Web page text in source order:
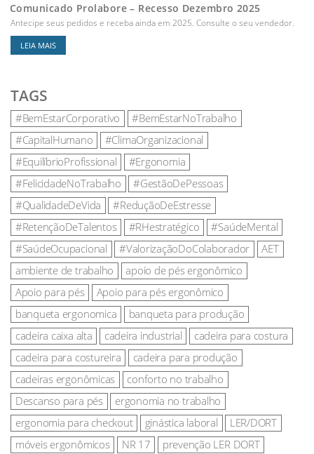
Comunicado Prolabore – Recesso Dezembro 2025
Antecipe seus pedidos e receba ainda em 2025. Consulte o seu vendedor.
LEIA MAIS
TAGS
#BemEstarCorporativo
#BemEstarNoTrabalho
#CapitalHumano
#ClimaOrganizacional
#EquilíbrioProfissional
#Ergonomia
#FelicidadeNoTrabalho
#GestãoDePessoas
#QualidadeDeVida
#ReduçãoDeEstresse
#RetençãoDeTalentos
#RHestratégico
#SaúdeMental
#SaúdeOcupacional
#ValorizaçãoDoColaborador
AET
ambiente de trabalho
apoio de pés ergonômico
Apoio para pés
Apoio para pés ergonômico
banqueta ergonomica
banqueta para produção
cadeira caixa alta
cadeira industrial
cadeira para costura
cadeira para costureira
cadeira para produção
cadeiras ergonômicas
conforto no trabalho
Descanso para pés
ergonomia no trabalho
ergonomia para checkout
ginástica laboral
LER/DORT
móveis ergonômicos
NR 17
prevenção LER DORT